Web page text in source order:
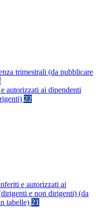
trimestrali (da pubblicare
autorizzati ai dipendenti
22
e autorizzati ai
e non dirigenti) (da
tabelle) 21